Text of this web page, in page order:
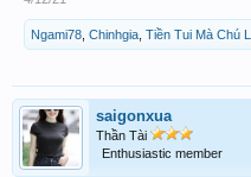
Ngami78 Chinhgia Tiền Tui Mà Chú
saigonxua
Thần Tài
Enthusiastic member